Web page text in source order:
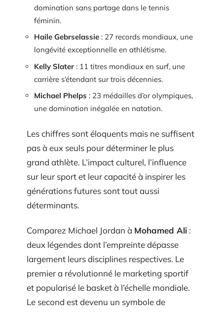
domination sans partage dans le tennis
féminin.
Haile Gebrselassie : 27 records mondiaux, une
longévité exceptionnelle en athlétisme.
Kelly Slater : 11 titres mondiaux en surf, une
carrière s’étendant sur trois décennies.
Michael Phelps : 23 médailles d’or olympiques,
une domination inégalée en natation.
Les chiffres sont éloquents mais ne suffisent
pas à eux seuls pour déterminer le plus
grand athlète. L’impact culturel, l’influence
sur leur sport et leur capacité à inspirer les
générations futures sont tout aussi
déterminants.
Comparez Michael Jordan à Mohamed Ali :
deux légendes dont l’empreinte dépasse
largement leurs disciplines respectives. Le
premier a révolutionné le marketing sportif
et popularisé le basket à l’échelle mondiale.
Le second est devenu un symbole de